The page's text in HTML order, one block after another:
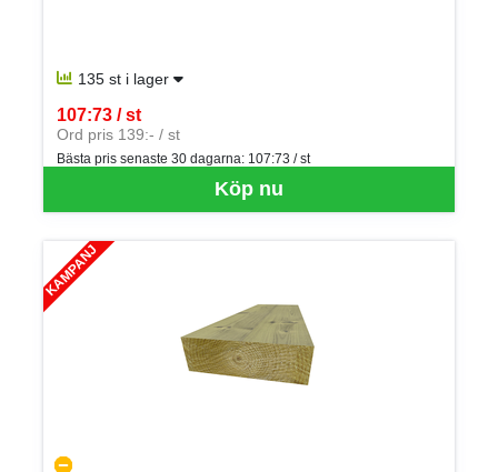
135 st i lager
Köp nu
107:73 / st
SEK per ST
Ord pris 139:- / st
Bästa pris senaste 30 dagarna: 107:73 / st
KAMPANJ